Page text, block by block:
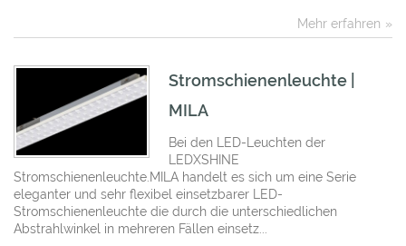
Mehr erfahren
Stromschienenleuchte |
MILA
Bei den LED-Leuchten der
LEDXSHINE
Stromschienenleuchte.MILA handelt es sich um eine Serie
eleganter und sehr flexibel einsetzbarer LED-
Stromschienenleuchte die durch die unterschiedlichen
Abstrahlwinkel in mehreren Fällen einsetz...